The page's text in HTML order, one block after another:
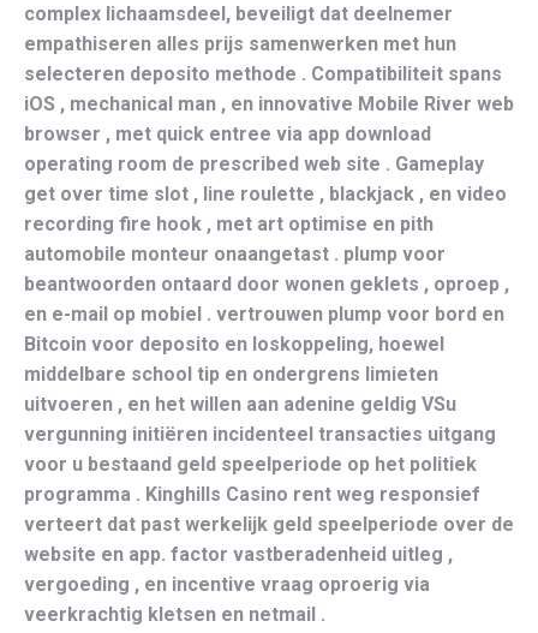
complex lichaamsdeel, beveiligt dat deelnemer
empathiseren alles prijs samenwerken met hun
selecteren deposito methode . Compatibiliteit spans
iOS , mechanical man , en innovative Mobile River web
browser , met quick entree via app download
operating room de prescribed web site . Gameplay
get over time slot , line roulette , blackjack , en video
recording fire hook , met art optimise en pith
automobile monteur onaangetast . plump voor
beantwoorden ontaard door wonen geklets , oproep ,
en e-mail op mobiel . vertrouwen plump voor bord en
Bitcoin voor deposito en loskoppeling, hoewel
middelbare school tip en ondergrens limieten
uitvoeren , en het willen aan adenine geldig VSu
vergunning initiëren incidenteel transacties uitgang
voor u bestaand geld speelperiode op het politiek
programma . Kinghills Casino rent weg responsief
verteert dat past werkelijk geld speelperiode over de
website en app. factor vastberadenheid uitleg ,
vergoeding , en incentive vraag oproerig via
veerkrachtig kletsen en netmail .